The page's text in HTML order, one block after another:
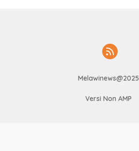
Melawinews@2025
Versi Non AMP